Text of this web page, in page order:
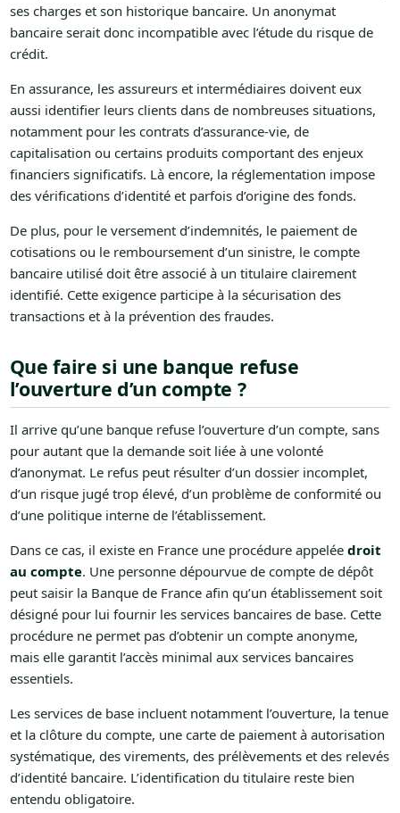
ses charges et son historique bancaire. Un anonymat
bancaire serait donc incompatible avec l’étude du risque de
crédit.
En assurance, les assureurs et intermédiaires doivent eux
aussi identifier leurs clients dans de nombreuses situations,
notamment pour les contrats d’assurance-vie, de
capitalisation ou certains produits comportant des enjeux
financiers significatifs. Là encore, la réglementation impose
des vérifications d’identité et parfois d’origine des fonds.
De plus, pour le versement d’indemnités, le paiement de
cotisations ou le remboursement d’un sinistre, le compte
bancaire utilisé doit être associé à un titulaire clairement
identifié. Cette exigence participe à la sécurisation des
transactions et à la prévention des fraudes.
Que faire si une banque refuse
l’ouverture d’un compte ?
Il arrive qu’une banque refuse l’ouverture d’un compte, sans
pour autant que la demande soit liée à une volonté
d’anonymat. Le refus peut résulter d’un dossier incomplet,
d’un risque jugé trop élevé, d’un problème de conformité ou
d’une politique interne de l’établissement.
Dans ce cas, il existe en France une procédure appelée droit
au compte. Une personne dépourvue de compte de dépôt
peut saisir la Banque de France afin qu’un établissement soit
désigné pour lui fournir les services bancaires de base. Cette
procédure ne permet pas d’obtenir un compte anonyme,
mais elle garantit l’accès minimal aux services bancaires
essentiels.
Les services de base incluent notamment l’ouverture, la tenue
et la clôture du compte, une carte de paiement à autorisation
systématique, des virements, des prélèvements et des relevés
d’identité bancaire. L’identification du titulaire reste bien
entendu obligatoire.